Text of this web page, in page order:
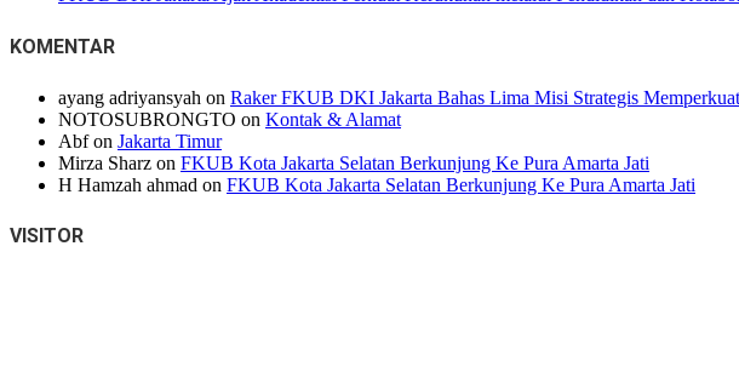
KOMENTAR
ayang adriyansyah on Raker FKUB DKI Jakarta Bahas Lima Misi Strategis
NOTOSUBRONGTO on Kontak & Alamat
Abfon Jakarta Timur
Mirza Sharz on FKUB Kota Jakarta Selatan Berkunjung Ke Pura Amarta Jati
H Hamzah ahmad on FKUB Kota Jakarta Selatan Berkunjung Ke Pura Amarta Jati
VISITOR